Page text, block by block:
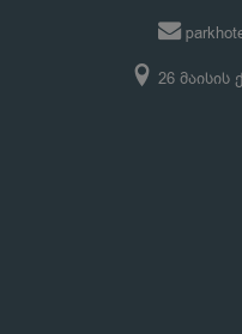
26 მაისის